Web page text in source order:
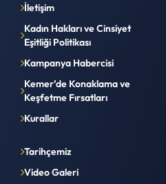
İletişim
Kadın Hakları ve Cinsiyet
Eşitliği Politikası
Kampanya Habercisi
Kemer’de Konaklama ve
Keşfetme Fırsatları
Kurallar
Tarihçemiz
Video Galeri